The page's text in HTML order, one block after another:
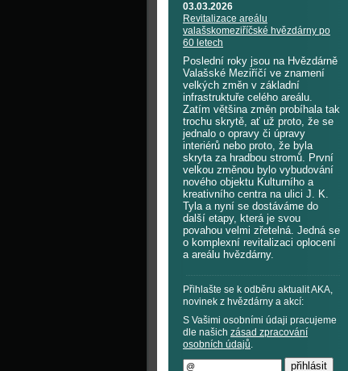
03.03.2026
Revitalizace areálu
valašskomeziříčské hvězdárny po
60 letech
Poslední roky jsou na Hvězdárně
Valašské Meziříčí ve znamení
velkých změn v základní
infrastruktuře celého areálu.
Zatím většina změn probíhala tak
trochu skrytě, ať už proto, že se
jednalo o opravy či úpravy
interiérů nebo proto, že byla
skryta za hradbou stromů. První
velkou změnou bylo vybudování
nového objektu Kulturního a
kreativního centra na ulici J. K.
Tyla a nyní se dostáváme do
další etapy, která je svou
povahou velmi zřetelná. Jedná se
o komplexní revitalizaci oplocení
a areálu hvězdárny.
Přihlašte se k odběru aktualit AKA,
novinek z hvězdárny a akcí:
S Vašimi osobními údaji pracujeme
dle našich zásad zpracování
osobních údajů.